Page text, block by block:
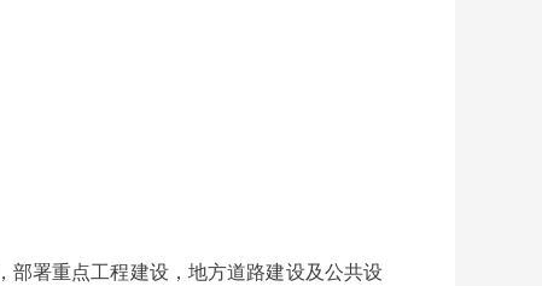
署重点工程建设，地方道路建设及公共设